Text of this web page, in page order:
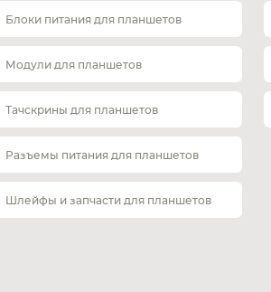
Блоки питания для планшетов
Модули для планшетов
Тачскрины для планшетов
Разъемы питания для планшетов
Шлейфы и запчасти для планшетов